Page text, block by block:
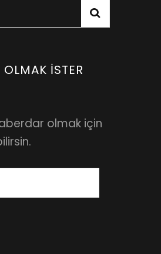
İSTER
olmak için